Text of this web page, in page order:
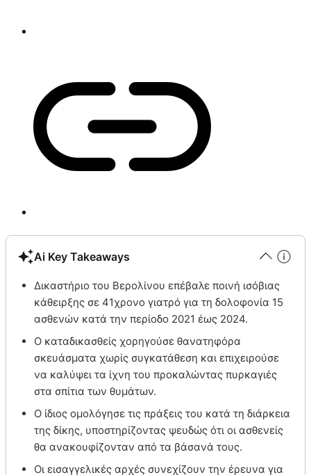
Ai Key Takeaways
Δικαστήριο του Βερολίνου επέβαλε ποινή ισόβιας
κάθειρξης σε 41χρονο γιατρό για τη δολοφονία 15
ασθενών κατά την περίοδο 2021 έως 2024.
Ο καταδικασθείς χορηγούσε θανατηφόρα
σκευάσματα χωρίς συγκατάθεση και επιχειρούσε
να καλύψει τα ίχνη του προκαλώντας πυρκαγιές
στα σπίτια των θυμάτων.
Ο ίδιος ομολόγησε τις πράξεις του κατά τη διάρκεια
της δίκης, υποστηρίζοντας ψευδώς ότι οι ασθενείς
θα ανακουφίζονταν από τα βάσανά τους.
Οι εισαγγελικές αρχές συνεχίζουν την έρευνα για